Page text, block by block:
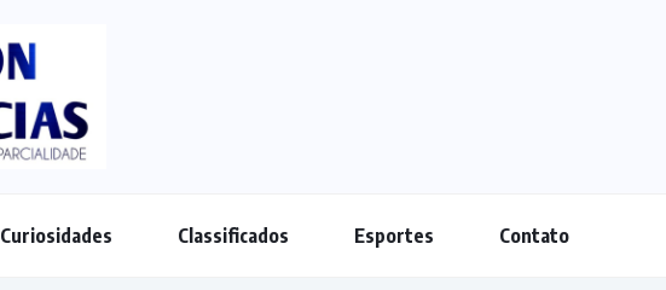
Curiosidades Classificados Esportes Contato